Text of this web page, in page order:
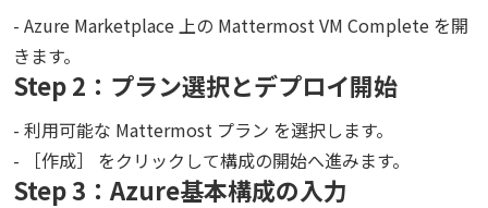
- Azure Marketplace 上の Mattermost VM Complete を開
きます。
Step 2：プラン選択とデプロイ開始
- 利用可能な Mattermost プラン を選択します。
- ［作成］ をクリックして構成の開始へ進みます。
Step 3：Azure基本構成の入力